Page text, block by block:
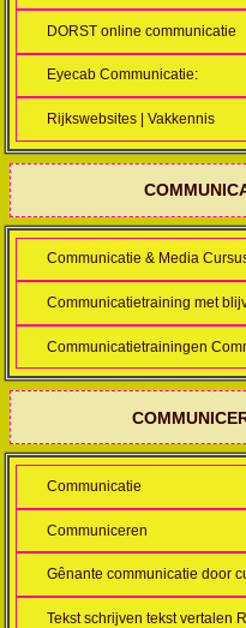
DORST online communicatie
Eyecab Communicatie:
Rijkswebsites | Vakkennis
Communicatie & Media
Communicatietraining met
Communicatietrainingen
Communicatie
Communiceren
Gênante communicatie door
Tekst schrijven tekst vertalen